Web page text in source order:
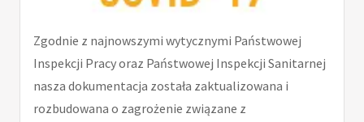
Zgodnie z najnowszymi wytycznymi Państwowej
Inspekcji Pracy oraz Państwowej Inspekcji Sanitarnej
nasza dokumentacja została zaktualizowana i
rozbudowana o zagrożenie związane z